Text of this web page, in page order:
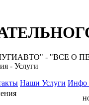
-
- Услуги
Наши Услуги Инфо